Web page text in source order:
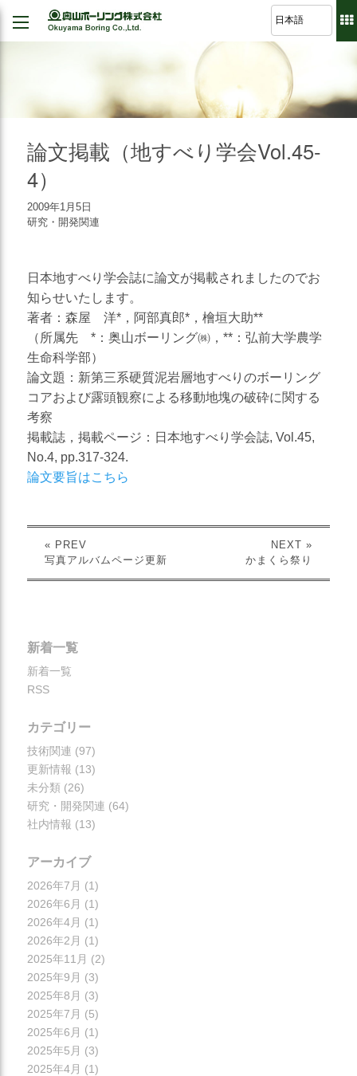
我が社の大悲願
品質方針
代表挨拶
事業紹介
沿革
組織図
事業所図
地すべり防止工事
のり面保護工事
道路河川/構造物設計
地下水・水文調査
測量全般
災害対応
地盤調査
土質調査
土砂災害防止法に基づく基
礎調査
R&D 論文集
波形集水パイプ
論文掲載（地すべり学会Vol.45-
4）
2009年1月5日
研究・開発関連
日本地すべり学会誌に論文が掲載されましたのでお
知らせいたします。
著者：森屋 洋*，阿部真郎*，檜垣大助**
（所属先 *：奥山ボーリング㈱，**：弘前大学農学
生命科学部）
論文題：新第三系硬質泥岩層地すべりのボーリング
コアおよび露頭観察による移動地塊の破砕に関する
考察
掲載誌，掲載ページ：日本地すべり学会誌, Vol.45,
No.4, pp.317-324.
論文要旨はこちら
« PREV
写真アルバムページ更新
NEXT »
かまくら祭り
新着一覧
新着一覧
RSS
カテゴリー
技術関連 (97)
更新情報 (13)
未分類 (26)
研究・開発関連 (64)
社内情報 (13)
アーカイブ
2026年7月 (1)
2026年6月 (1)
2026年4月 (1)
2026年2月 (1)
2025年11月 (2)
2025年9月 (3)
2025年8月 (3)
2025年7月 (5)
2025年6月 (1)
2025年5月 (3)
2025年4月 (1)